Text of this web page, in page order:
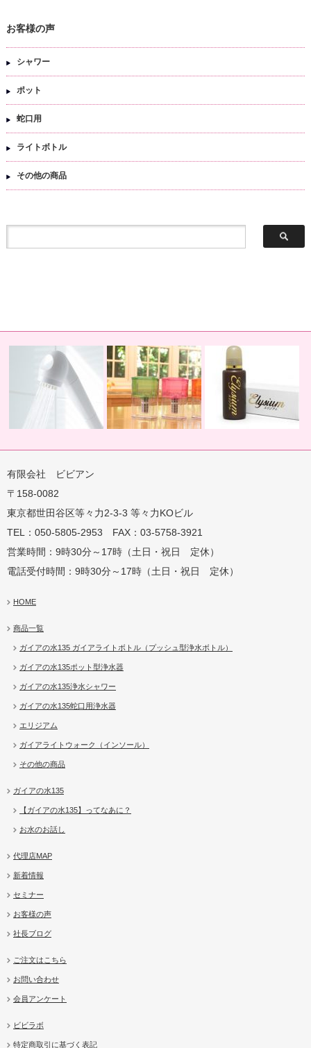
お客様の声
シャワー
ポット
蛇口用
ライトボトル
その他の商品
用地球の恵みを シャワー
有限会社 ビビアン
〒158-0082
東京都世田谷区等々力2-3-3 等々力KOビル
TEL：050-5805-2953 FAX：03-5758-3921
営業時間：9時30分～17時（土日・祝日 定休）
電話受付時間：9時30分～17時（土日・祝日 定休）
HOME
商品一覧
ガイアの水135 ガイアライトボトル（プッシュ型浄水ボトル）
ガイアの水135ポット型浄水器
ガイアの水135浄水シャワー
ガイアの水135蛇口用浄水器
エリジアム
ガイアライトウォーク（インソール）
その他の商品
ガイアの水135
【ガイアの水135】ってなあに？
お水のお話し
代理店MAP
新着情報
セミナー
お客様の声
社長ブログ
ご注文はこちら
お問い合わせ
会員アンケート
ビビラボ
特定商取引に基づく表記